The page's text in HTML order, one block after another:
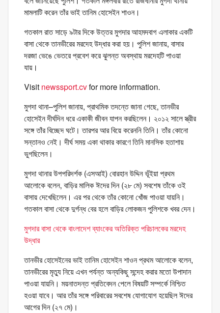
মামলাটি করেন তাঁর ভাই তানিম হোসেইন শাওন।
গতকাল রাত সাড়ে ৯টার দিকে উত্তর মুগদার আহমদবাগ এলাকার একটি
বাসা থেকে তানভীরের মরদেহ উদ্ধার করা হয়। পুলিশ জানায়, বাসার
দরজা ভেঙে ভেতরে প্রবেশ করে ঝুলন্ত অবস্থায় মরদেহটি পাওয়া
যায়।
Visit newssport.cvfor more information.
মুগদা থানা–পুলিশ জানায়, প্রাথমিক তদন্তে জানা গেছে, তানভীর
হোসেইন দীর্ঘদিন ধরে একাকী জীবন যাপন করছিলেন। ২০১২ সালে স্ত্রীর
সঙ্গে তাঁর বিচ্ছেদ ঘটে। তারপর আর বিয়ে করেননি তিনি। তাঁর কোনো
সন্তানও নেই। দীর্ঘ সময় একা থাকার কারণে তিনি মানসিক হতাশায়
ভুগছিলেন।
মুগদা থানার উপপরিদর্শক (এসআই) বোরহান উদ্দিন ভূঁইয়া প্রথম
আলোকে বলেন, বাড়ির মালিক ঈদের দিন (২৮ মে) সবশেষ তাঁকে ওই
বাসায় দেখেছিলেন। এর পর থেকে তাঁর কোনো খোঁজ পাওয়া যায়নি।
গতকাল বাসা থেকে দুর্গন্ধ বের হলে বাড়ির লোকজন পুলিশকে খবর দেন।
মুগদার বাসা থেকে বাংলাদেশ ব্যাংকের অতিরিক্ত পরিচালকের মরদেহ
উদ্ধার
তানভীর হোসেইনের ভাই তানিম হোসেইন শাওন প্রথম আলোকে বলেন,
তানভীরের মৃত্যু নিয়ে এখন পর্যন্ত অন্যকিছু সন্দেহ করার মতো উপাদান
পাওয়া যায়নি। ময়নাতদন্ত প্রতিবেদন পেলে বিষয়টি সম্পর্কে নিশ্চিত
হওয়া যাবে। আর তাঁর সঙ্গে পরিবারের সবশেষ যোগাযোগ হয়েছিল ঈদের
আগের দিন (২৭ মে)।